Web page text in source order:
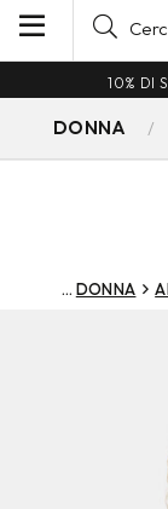
10% DI
DONNA
DONNA